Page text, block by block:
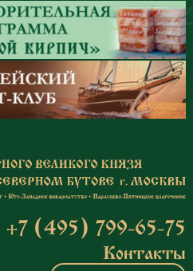
+7 (495) 799-65-75
Контакты